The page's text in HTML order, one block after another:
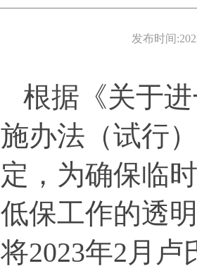
发布时间:
根据《关于
施办法（试行）
定，为确保临
低保工作的透
将2023年2月 卢